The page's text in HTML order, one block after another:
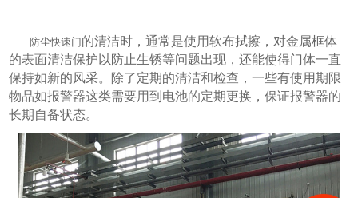
防尘快速门的清洁时，通常是使用软布拭擦，对金属框体
的表面清洁保护以防止生锈等问题出现，还能使得门体一直
保持如新的风采。除了定期的清洁和检查，一些有使用期限
物品如报警器这类需要用到电池的定期更换，保证报警器的
长期自备状态。